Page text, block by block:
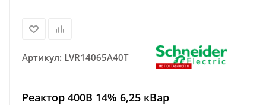
Артикул: LVR14065A40T
Реактор 400В 14% 6,25 кВар